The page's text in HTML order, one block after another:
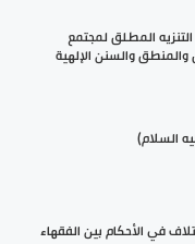
المطلق لمجتمع
والمنطق والسنن الإلهية
السلام)
في الأحكام بين الفقهاء